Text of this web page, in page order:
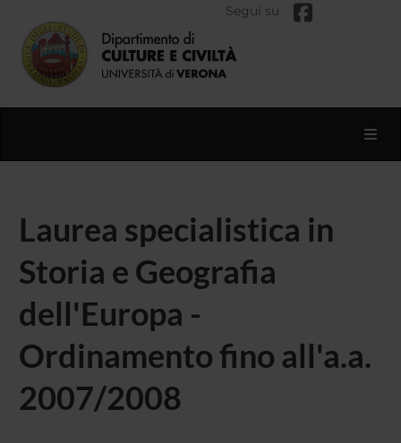
Segui su
Laurea specialistica in
Storia e Geografia
dell'Europa -
Ordinamento fino all'a.a.
2007/2008